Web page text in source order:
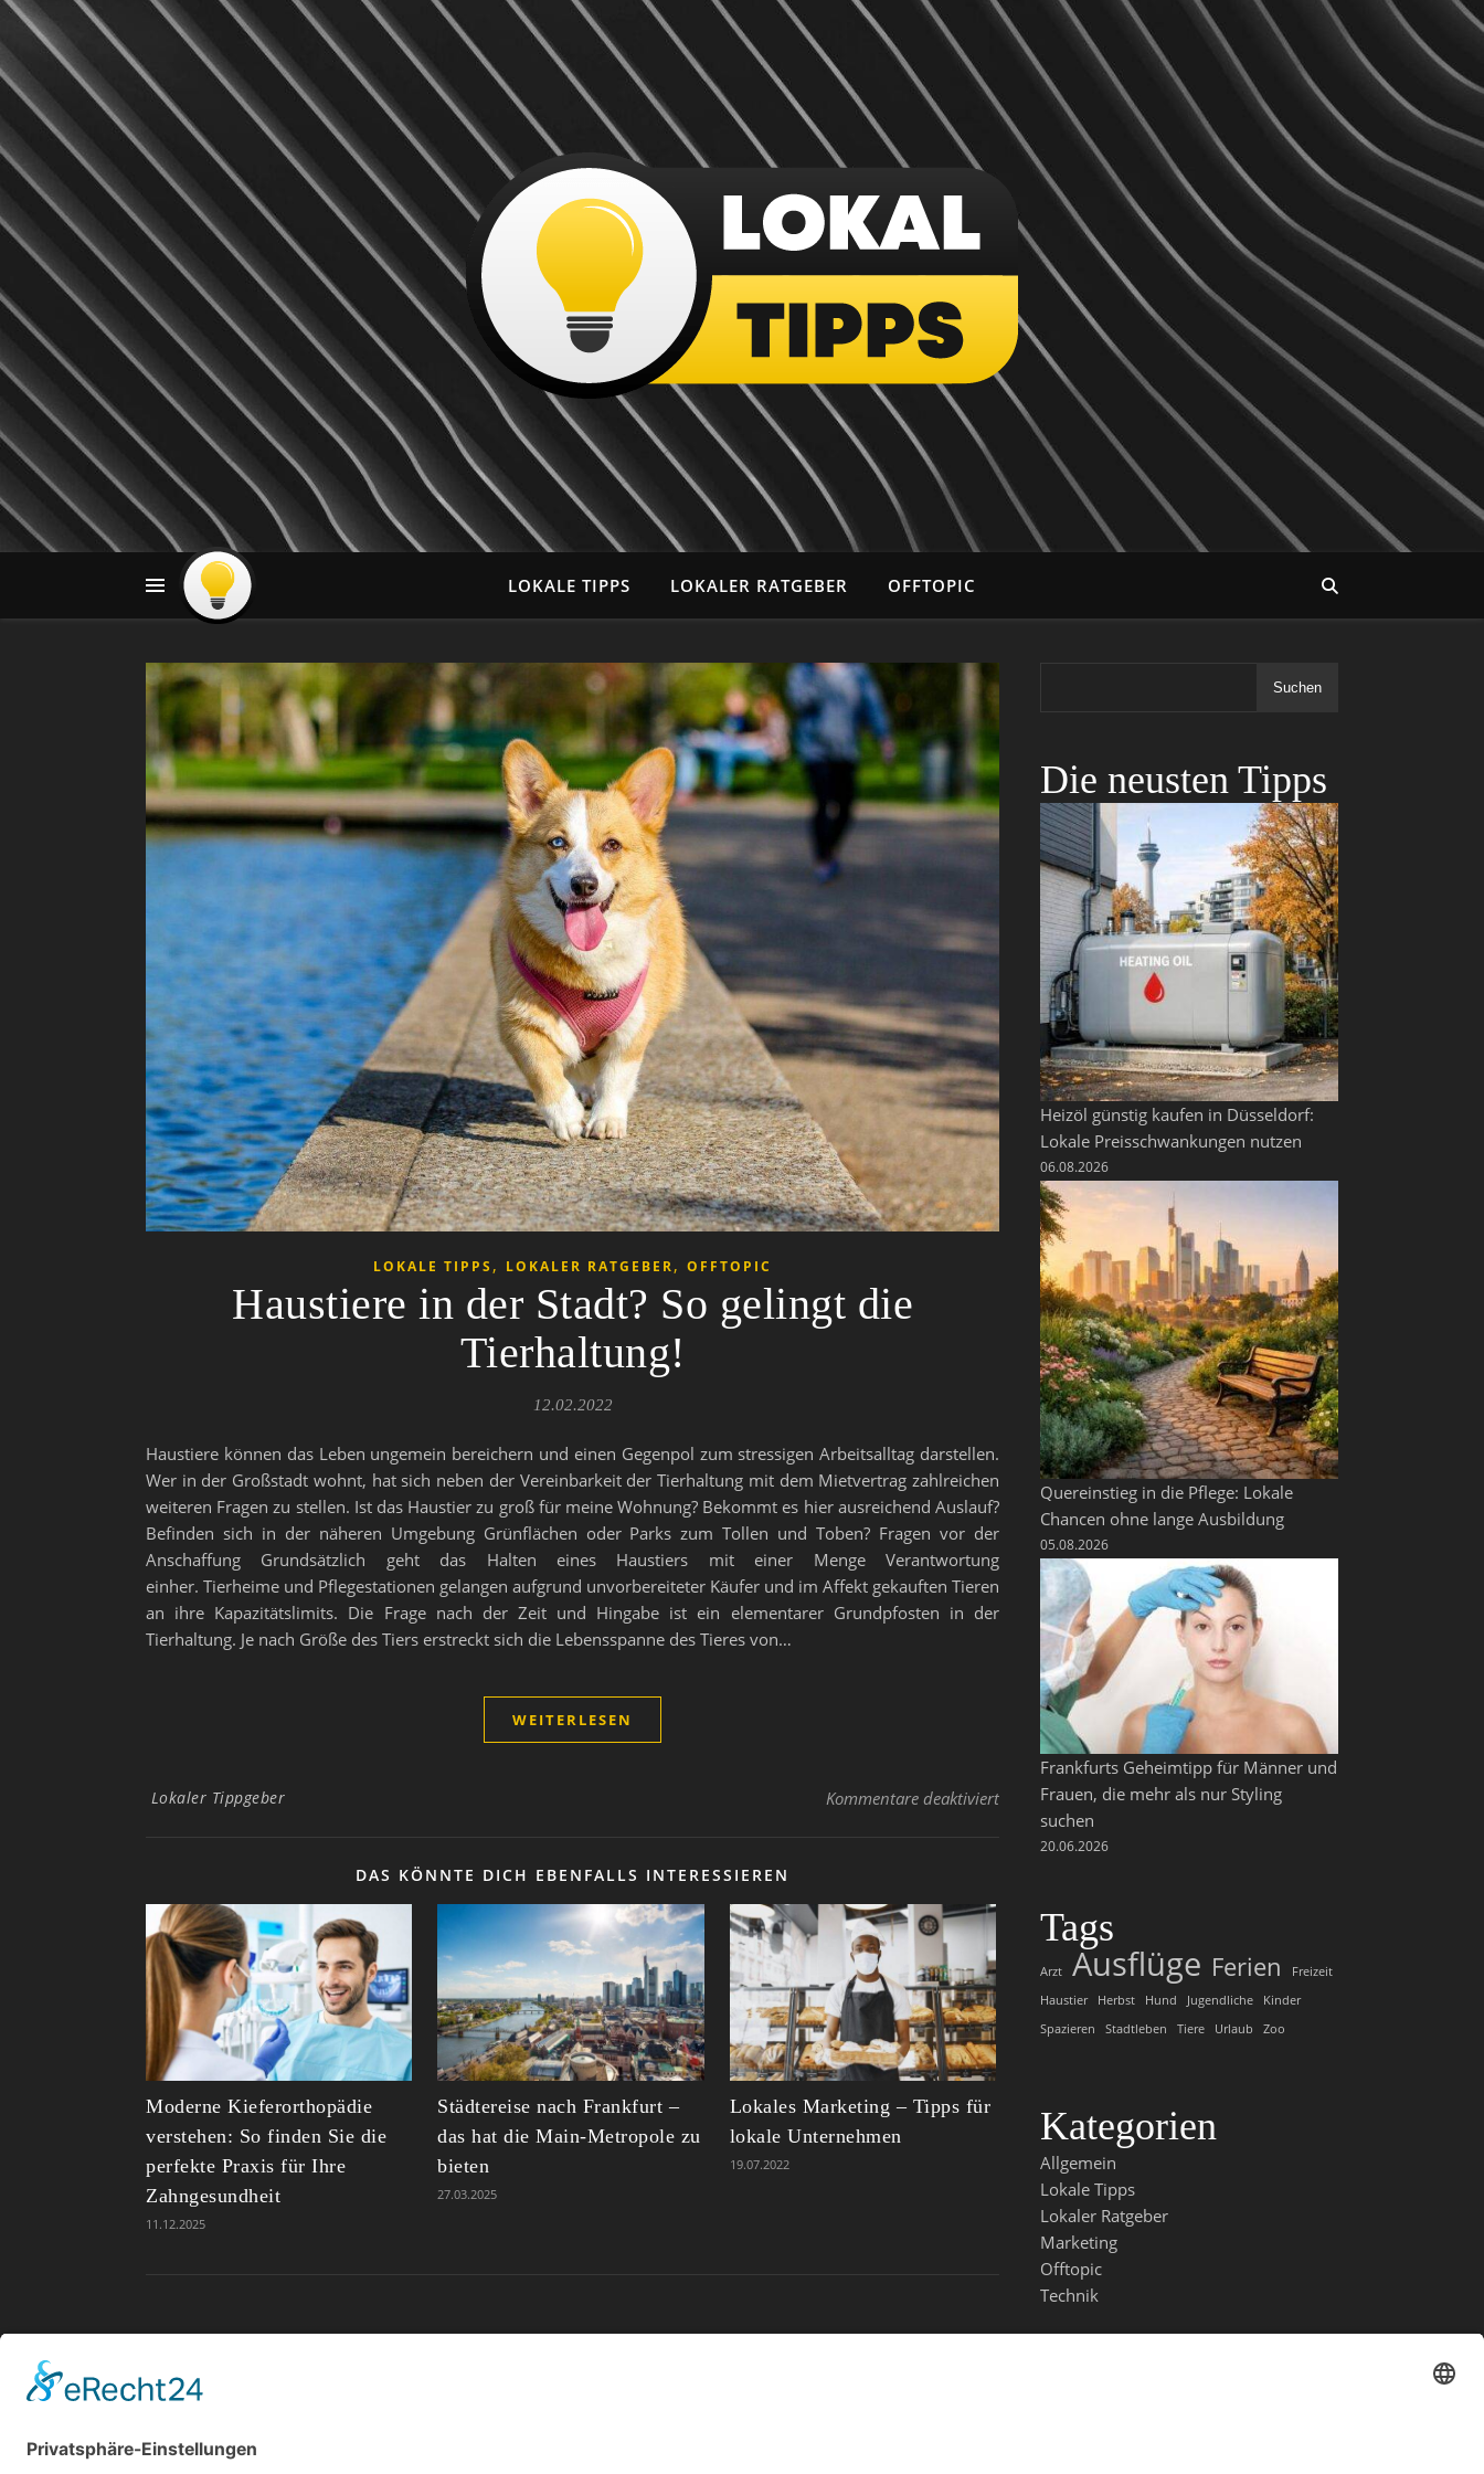
LOKALE TIPPS LOKALER RATGEBER OFFTOPIC
LOKALE TIPPS , LOKALER RATGEBER, OFFTOPIC
Haustiere in der Stadt? So gelingt die
Tierhaltung!
12.02.2022
Haustiere können das Leben ungemein bereichern und einen Gegenpol zum stressigen Arbeitsalltag darstellen.
Wer in der Großstadt wohnt, hat sich neben der Vereinbarkeit der Tierhaltung mit dem Mietvertrag zahlreichen
weiteren Fragen zu stellen. Ist das Haustier zu groß für meine Wohnung? Bekommt es hier ausreichend Auslauf?
Befinden sich in der näheren Umgebung Grünflächen oder Parks zum Tollen und Toben? Fragen vor der
Anschaffung Grundsätzlich geht das Halten eines Haustiers mit einer Menge Verantwortung
einher. Tierheime und Pflegestationen gelangen aufgrund unvorbereiteter Käufer und im Affekt gekauften Tieren
an ihre Kapazitätslimits. Die Frage nach der Zeit und Hingabe ist ein elementarer Grundpfosten in der
Tierhaltung. Je nach Größe des Tiers erstreckt sich die Lebensspanne des Tieres von…
WEITERLESEN
Lokaler Tippgeber Kommentare deaktiviertfür Haustiere in der Stadt? So gelingt die Tierhaltung!
DAS KÖNNTE DICH EBENFALLS INTERESSIEREN
Moderne Kieferorthopädie
verstehen: So finden Sie die
perfekte Praxis für Ihre
Zahngesundheit
11.12.2025
Städtereise nach Frankfurt –
das hat die Main-Metropole zu
bieten
27.03.2025
Lokales Marketing – Tipps für
lokale Unternehmen
19.07.2022
Suchen
Die neusten Tipps
Heizöl günstig kaufen in Düsseldorf:
Lokale Preisschwankungen nutzen
06.08.2026
Quereinstieg in die Pflege: Lokale
Chancen ohne lange Ausbildung
05.08.2026
Frankfurts Geheimtipp für Männer und
Frauen, die mehr als nur Styling
suchen
20.06.2026
Tags
Arzt Ausflüge Ferien
Freizeit
Haustier
Herbst Hund Jugendliche
Kinder
Spazieren
Stadtleben Tiere Urlaub Zoo
Kategorien
Allgemein
Lokale Tipps
Lokaler Ratgeber
Marketing
Offtopic
Technik